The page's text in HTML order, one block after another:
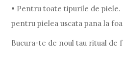
• Pentru toate tipurile de piele.
pentru pielea uscata pana la
Bucura-te de noul tau ritual de